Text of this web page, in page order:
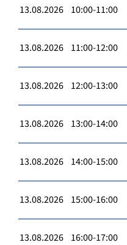
13.08.2026 10:00-11:00
13.08.2026 11:00-12:00
13.08.2026 12:00-13:00
13.08.2026 13:00-14:00
13.08.2026 14:00-15:00
13.08.2026 15:00-16:00
13.08.2026 16:00-17:00